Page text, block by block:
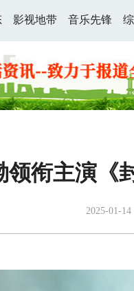
影视地带 音乐先锋
领衔主演《
2025-01-14